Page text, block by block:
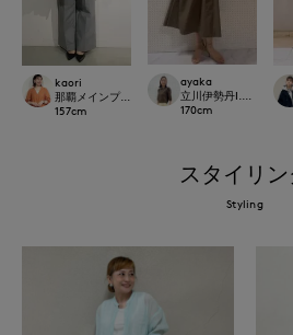
kaori
那覇メインプレイスI.T.'S.international
157cm
ayaka
立川伊勢丹
170cm
スタイリ
Styling